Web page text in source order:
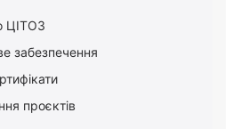
ЦІТОЗ
забезпечення
проєктів